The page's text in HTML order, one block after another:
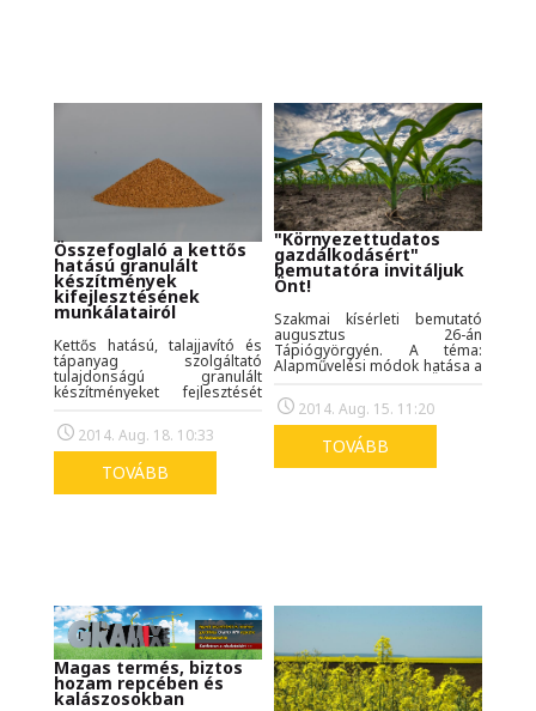
Összefoglaló a kettős
hatású granulált
készítmények
kifejlesztésének
munkálatairól
Kettős hatású, talajjavító és
tápanyag szolgáltató
tulajdonságú granulált
készítményeket fejlesztését
2012-0364 fejlesztési projekt
keretében, melyről év elején
adtunk tudósítást, az
elvégezett munkákról ezen
cikkben számolunk be.
2014. Aug. 18. 10:33
TOVÁBB
"Környezettudatos
gazdálkodásért"
bemutatóra invitáljuk
Önt!
Szakmai kísérleti bemutató
augusztus 26-án
Tápiógyörgyén. A téma:
Alapművelési módok hatása a
2014. Aug. 15. 11:20
TOVÁBB
Magas termés, biztos
hozam repcében és
kalászosokban